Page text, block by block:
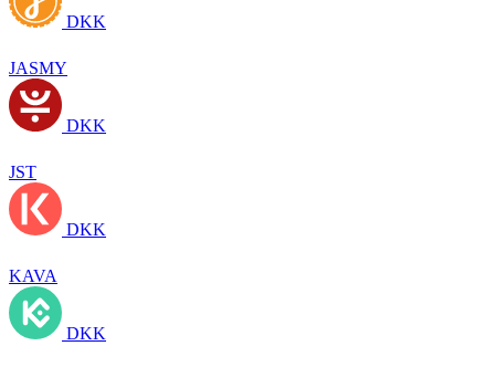
DKK
JASMY
DKK
JST
DKK
KAVA
DKK